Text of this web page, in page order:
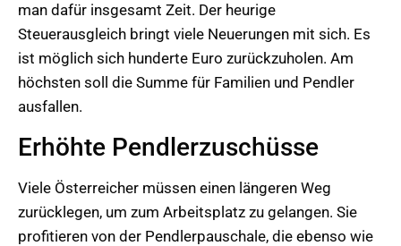
man dafür insgesamt Zeit. Der heurige
Steuerausgleich bringt viele Neuerungen mit sich. Es
ist möglich sich hunderte Euro zurückzuholen. Am
höchsten soll die Summe für Familien und Pendler
ausfallen.
Erhöhte Pendlerzuschüsse
Viele Österreicher müssen einen längeren Weg
zurücklegen, um zum Arbeitsplatz zu gelangen. Sie
profitieren von der Pendlerpauschale, die ebenso wie